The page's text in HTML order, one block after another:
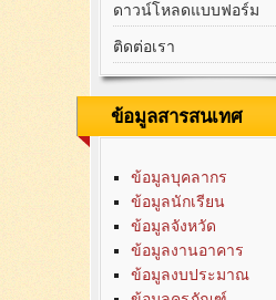
ดาวน์โหลดแบบฟอร์ม
ติดต่อเรา
ข้อมูลสารสนเทศ
ข้อมูลบุคลากร
ข้อมูลนักเรียน
ข้อมูลจังหวัด
ข้อมูลงานอาคาร
ข้อมูลงบประมาณ